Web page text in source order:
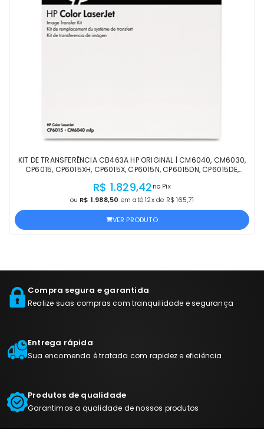
KIT DE TRANSFERÊNCIA CB463A HP ORIGINAL | CM6040, CM6030,
CP6015, CP6015XH, CP6015X, CP6015N, CP6015DN, CP6015DE,
R$ 1.829,42 no Pix
ou R$ 1.988,50 em até 12x de R$ 165,71
VER PRODUTO
Compra segura e garantida
Realize suas compras com tranquilidade e segurança
Entrega rápida
Sua encomenda é tratada com rapidez e eficiência
Produtos de qualidade
Garantimos a qualidade de nossos produtos